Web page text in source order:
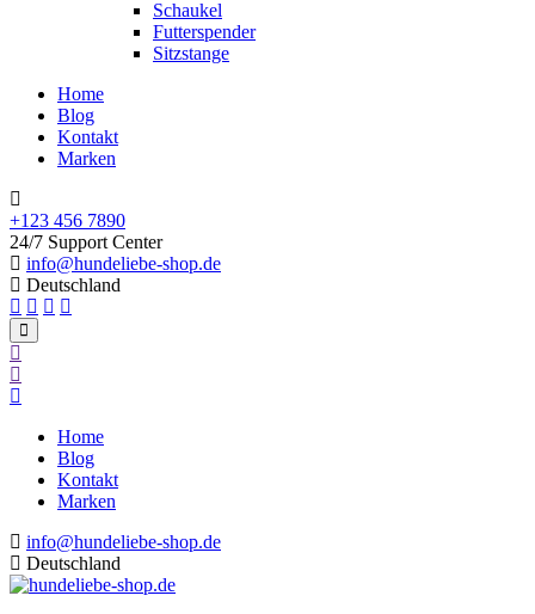
Schaukel
Futterspender
Sitzstange
Home
Blog
Kontakt
Marken
+123 456 7890
24/7 Support Center
info@hundeliebe-shop.de
Deutschland
Home
Blog
Kontakt
Marken
info@hundeliebe-shop.de
Deutschland